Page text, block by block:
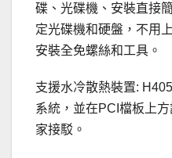
碟、光碟機、安裝直接
定光碟機和硬盤，不用
安裝全免螺絲和工具。
支援水冷散熱裝置:
系統，並在PCI檔板上
家接駁。